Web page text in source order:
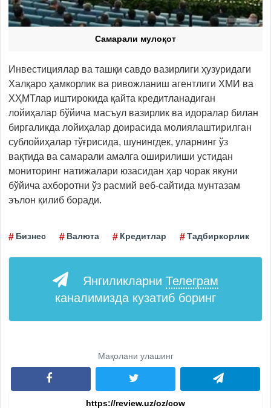
Самарали мулоқот
Инвестициялар ва ташқи савдо вазирлиги ҳузуридаги
Халқаро ҳамкорлик ва ривожланиш агентлиги ХМИ ва
ХҲМТлар иштирокида қайта кредитланадиган
лойиҳалар бўйича масъул вазирлик ва идоралар билан
биргаликда лойиҳалар доирасида молиялаштирилган
сублойиҳалар тўғрисида, шунингдек, уларнинг ўз
вақтида ва самарали амалга оширилиши устидан
мониторинг натижалари юзасидан ҳар чорак якуни
бўйича ахборотни ўз расмий веб-сайтида мунтазам
эълон қилиб боради.
Бизнес Валюта Кредитлар Тадбиркорлик
Янгиликларни Телеграм
каналимизда кузатиб боринг
Мақолани улашинг